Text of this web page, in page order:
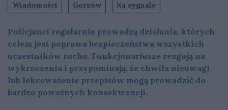
Wiadomości Gorzów Na sygnale
Policjanci regularnie prowadzą działania, których
celem jest poprawa bezpieczeństwa wszystkich
uczestników ruchu. Funkcjonariusze reagują na
wykroczenia i przypominają, że chwila nieuwagi
lub lekceważenie przepisów mogą prowadzić do
bardzo poważnych konsekwencji.